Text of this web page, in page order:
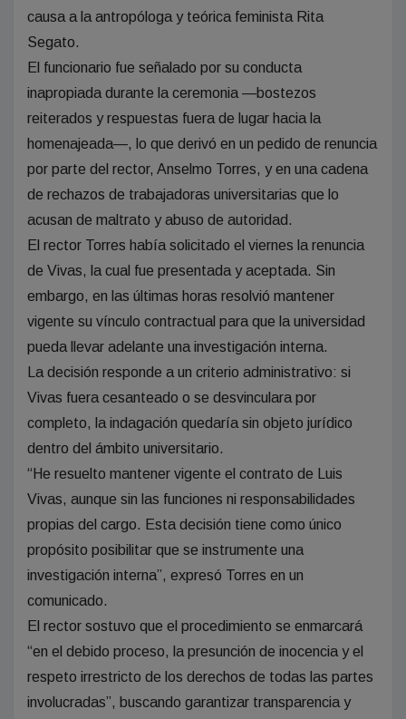
causa a la antropóloga y teórica feminista Rita
Segato.
El funcionario fue señalado por su conducta
inapropiada durante la ceremonia —bostezos
reiterados y respuestas fuera de lugar hacia la
homenajeada—, lo que derivó en un pedido de renuncia
por parte del rector, Anselmo Torres, y en una cadena
de rechazos de trabajadoras universitarias que lo
acusan de maltrato y abuso de autoridad.
El rector Torres había solicitado el viernes la renuncia
de Vivas, la cual fue presentada y aceptada. Sin
embargo, en las últimas horas resolvió mantener
vigente su vínculo contractual para que la universidad
pueda llevar adelante una investigación interna.
La decisión responde a un criterio administrativo: si
Vivas fuera cesanteado o se desvinculara por
completo, la indagación quedaría sin objeto jurídico
dentro del ámbito universitario.
“He resuelto mantener vigente el contrato de Luis
Vivas, aunque sin las funciones ni responsabilidades
propias del cargo. Esta decisión tiene como único
propósito posibilitar que se instrumente una
investigación interna”, expresó Torres en un
comunicado.
El rector sostuvo que el procedimiento se enmarcará
“en el debido proceso, la presunción de inocencia y el
respeto irrestricto de los derechos de todas las partes
involucradas”, buscando garantizar transparencia y